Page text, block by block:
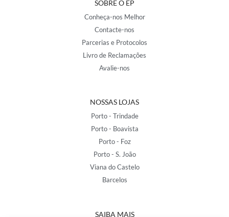
SOBRE O EP
Conheça-nos Melhor
Contacte-nos
Parcerias e Protocolos
Livro de Reclamações
Avalie-nos
NOSSAS LOJAS
Porto - Trindade
Porto - Boavista
Porto - Foz
Porto - S. João
Viana do Castelo
Barcelos
SAIBA MAIS